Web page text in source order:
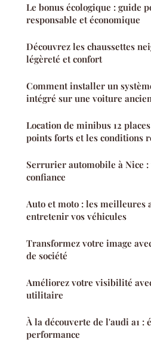
Le bonus écologique : guide
responsable et économique
Découvrez les chaussettes
légèreté et confort
Comment installer un
intégré sur une voiture
Location de minibus 12
points forts et les conditions
Serrurier automobile à Nice
confiance
Auto et moto : les meilleures
entretenir vos véhicules
Transformez votre image
de société
Améliorez votre visibilité
utilitaire
À la découverte de l'audi a1 :
performance